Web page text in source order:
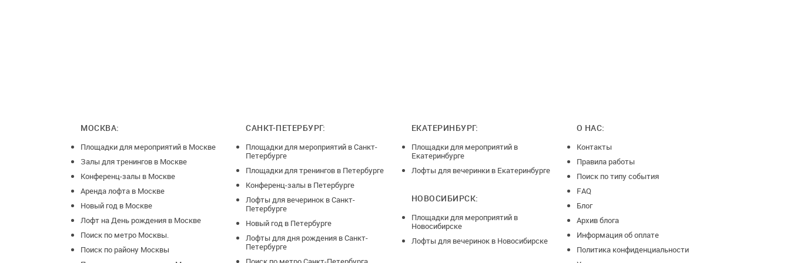
МОСКВА:
Площадки для мероприятий в Москве
Залы для тренингов в Москве
Конференц-залы в Москве
Аренда лофта в Москве
Новый год в Москве
Лофт на День рождения в Москве
Поиск по метро Москвы.
Поиск по району Москвы
САНКТ-ПЕТЕРБУРГ:
Площадки для мероприятий в Санкт-
Петербурге
Площадки для тренингов в Петербурге
Конференц-залы в Петербурге
Лофты для вечеринок в Санкт-
Петербурге
Новый год в Петербурге
Лофты для дня рождения в Санкт-
Петербурге
ЕКАТЕРИНБУРГ:
Площадки для мероприятий в
Екатеринбурге
Лофты для вечеринки в Екатеринбурге
НОВОСИБИРСК:
Площадки для мероприятий в
Новосибирске
Лофты для вечеринок в Новосибирске
О НАС:
Контакты
Правила работы
Поиск по типу события
FAQ
Блог
Архив блога
Информация об оплате
Политика конфиденциальности